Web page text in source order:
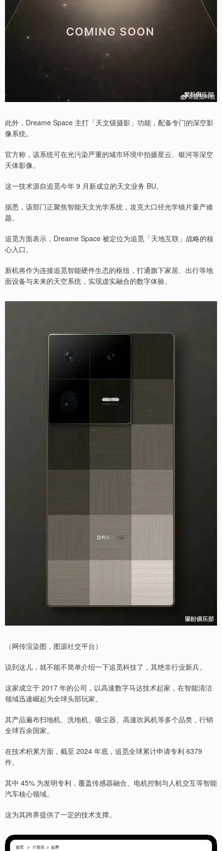
此外，Dreame Space 主打「天文级摄影」功能，配备专门的深空影
像系统。
官方称，该系统可在光污染严重的城市环境中拍摄星云、银河等深空
天体影像。
这一技术源自追觅今年 9 月新成立的天文业务 BU。
据悉，该部门正聚焦智能天文光学系统，攻克大口径光学镜片量产难
题。
追觅方面表示，Dreame Space 被定位为追觅「天地互联」战略的核
心入口。
新机将作为连接追觅智能硬件生态的枢纽，打通旗下家居、出行等地
面设备与未来的天空系统，实现虚实融合的数字体验。
（网传渲染图，图源社交平台）
说到这儿，就不能不简单介绍一下追觅科技了，其绝非行业新兵。
这家成立于 2017 年的公司，以高速数字马达技术起家，在智能清洁
领域迅速崛起为全球头部玩家。
其产品遍布扫地机、洗地机、吸尘器、高速吹风机等多个品类，行销
全球百余国家。
在技术积累方面，截至 2024 年底，追觅全球累计申请专利 6379
件。
其中 45% 为发明专利，覆盖传感器融合、电机控制与人机交互等智能
汽车核心领域。
这为其跨界提供了一定的技术支撑。